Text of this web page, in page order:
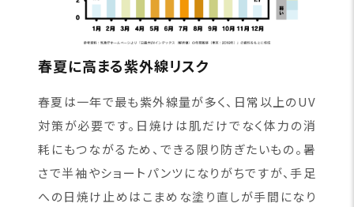
春夏に高まる紫外線リスク
春夏は一年で最も紫外線量が多く、日常以上のUV
対策が必要です。日焼けは肌だけでなく体力の消
耗にもつながるため、できる限り防ぎたいもの。暑
さで半袖やショートパンツになりがちですが、手足
への日焼け止めはこまめな塗り直しが手間になり